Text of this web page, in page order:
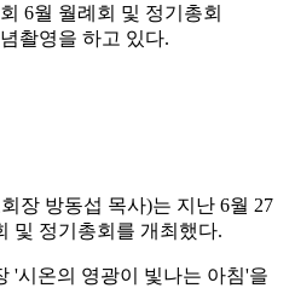
6월 월례회 및 정기총회
촬영을 하고 있다.
장 방동섭 목사)는 지난 6월 27
및 정기총회를 개최했다.
'시온의 영광이 빛나는 아침'을